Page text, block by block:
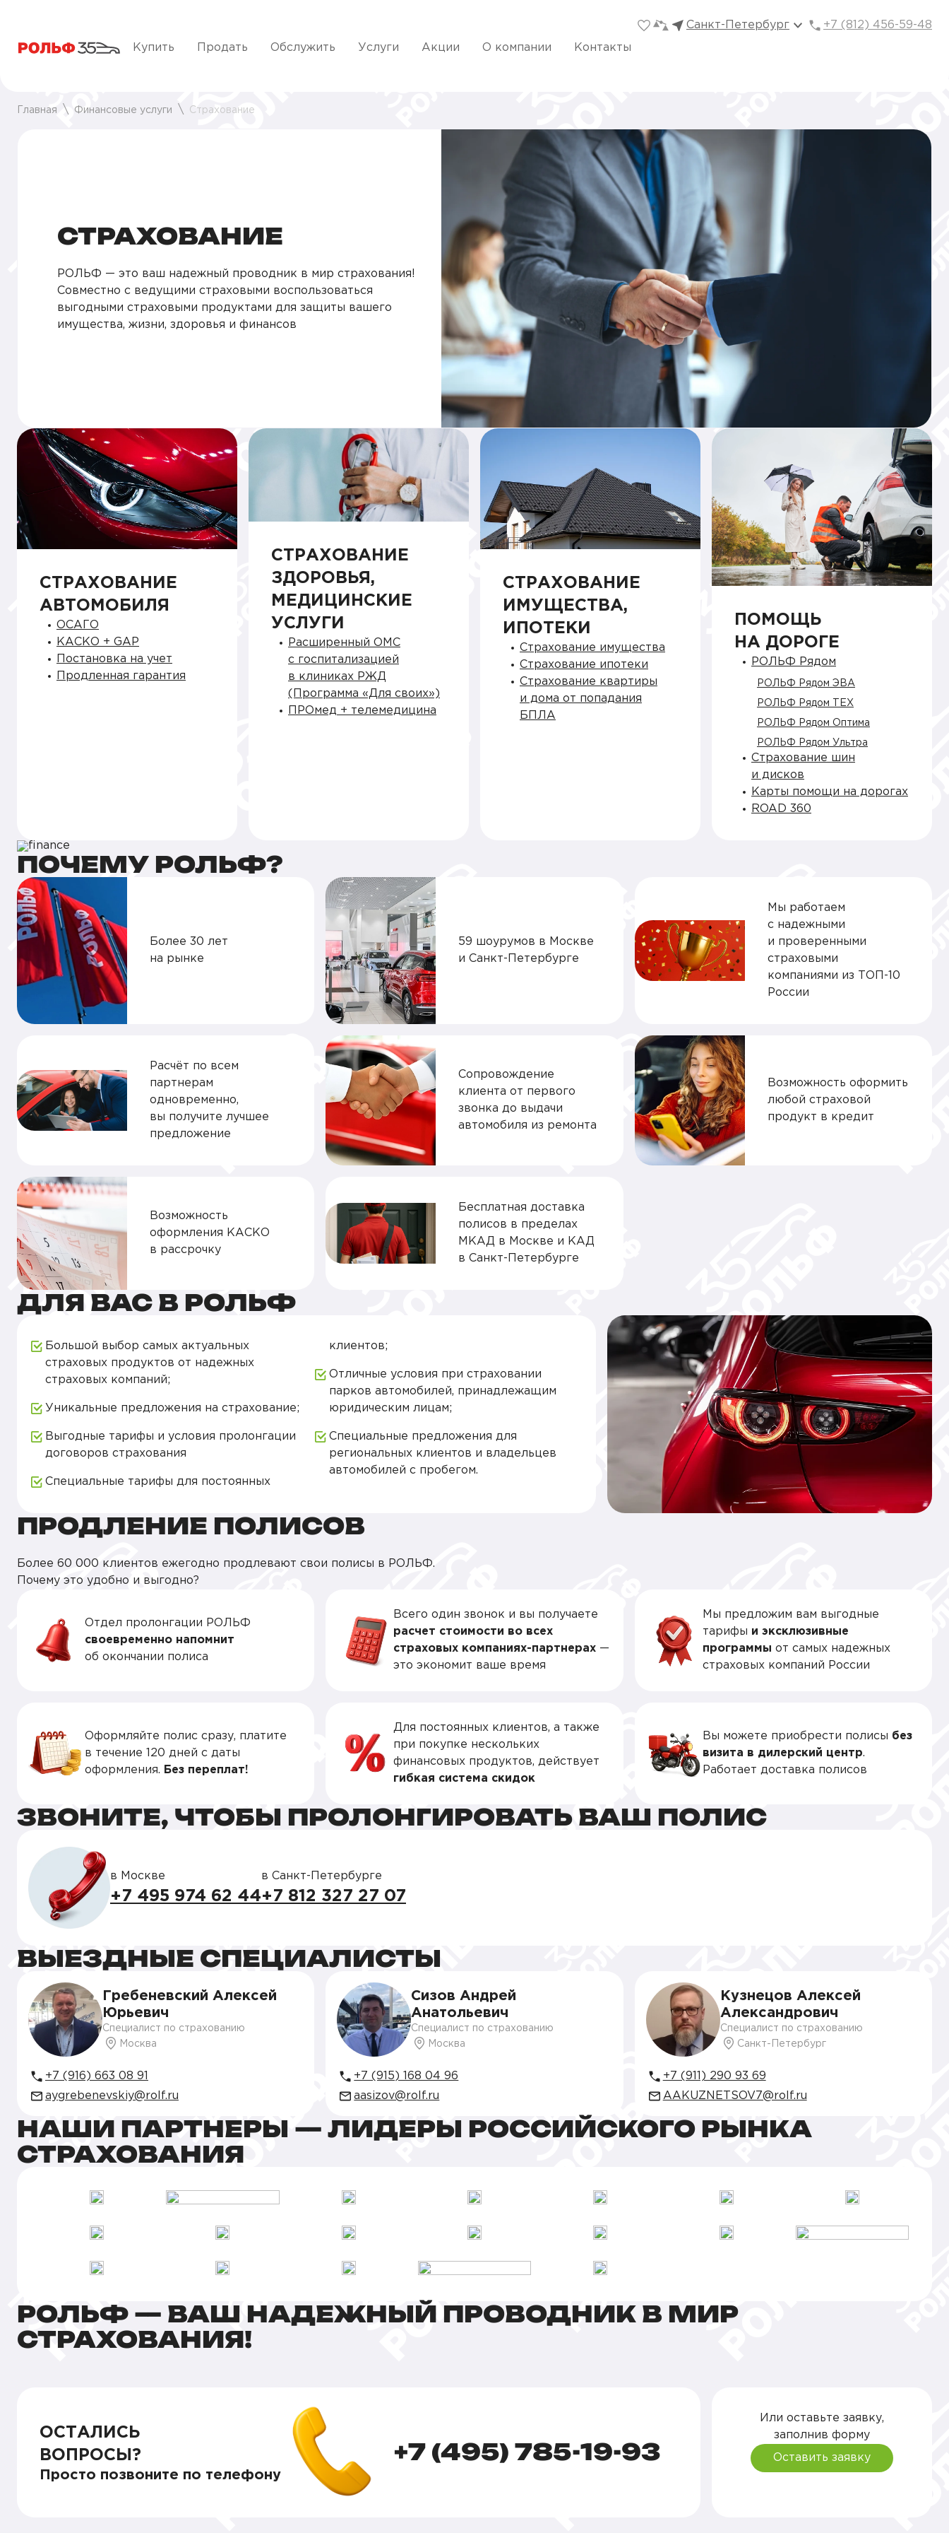
Санкт-Петербург +7 (812) 456-59-48
Купить Продать Обслужить Услуги Акции О компании Контакты
Главная Финансовые услуги Страхование
СТРАХОВАНИЕ
РОЛЬФ — это ваш надежный проводник в мир страхования!
Совместно с ведущими страховыми воспользоваться
выгодными страховыми продуктами для защиты вашего
имущества, жизни, здоровья и финансов
СТРАХОВАНИЕ
АВТОМОБИЛЯ
ОСАГО
КАСКО + GAP
Постановка на учет
Продленная гарантия
СТРАХОВАНИЕ
ЗДОРОВЬЯ,
МЕДИЦИНСКИЕ
УСЛУГИ
Расширенный ОМС
с госпитализацией
в клиниках РЖД
(Программа «Для своих»)
ПРОмед + телемедицина
СТРАХОВАНИЕ
ИМУЩЕСТВА,
ИПОТЕКИ
Страхование имущества
Страхование ипотеки
Страхование квартиры
и дома от попадания
БПЛА
ПОМОЩЬ
НА ДОРОГЕ
РОЛЬФ Рядом
РОЛЬФ Рядом ЭВА
РОЛЬФ Рядом ТЕХ
РОЛЬФ Рядом Оптима
РОЛЬФ Рядом Ультра
Страхование шин
и дисков
Карты помощи на дорогах
ROAD 360
ПОЧЕМУ РОЛЬФ?
Более 30 лет
на рынке
59 шоурумов в Москве
и Санкт-Петербурге
Мы работаем
с надежными
и проверенными
страховыми
компаниями из ТОП-10
России
Расчёт по всем
партнерам
одновременно,
вы получите лучшее
предложение
Сопровождение
клиента от первого
звонка до выдачи
автомобиля из ремонта
Возможность оформить
любой страховой
продукт в кредит
Возможность
оформления КАСКО
в рассрочку
Бесплатная доставка
полисов в пределах
МКАД в Москве и КАД
в Санкт-Петербурге
ДЛЯ ВАС В РОЛЬФ
Большой выбор самых актуальных
страховых продуктов от надежных
страховых компаний;
Уникальные предложения на страхование;
Выгодные тарифы и условия пролонгации
договоров страхования
Специальные тарифы для постоянных
клиентов;
Отличные условия при страховании
парков автомобилей, принадлежащим
юридическим лицам;
Специальные предложения для
региональных клиентов и владельцев
автомобилей с пробегом.
ПРОДЛЕНИЕ ПОЛИСОВ
Более 60 000 клиентов ежегодно продлевают свои полисы в РОЛЬФ.
Почему это удобно и выгодно?
Отдел пролонгации РОЛЬФ
своевременно напомнит
об окончании полиса
Всего один звонок и вы получаете
расчет стоимости во всех
страховых компаниях-партнерах —
это экономит ваше время
Мы предложим вам выгодные
тарифы и эксклюзивные
программы от самых надежных
страховых компаний России
Оформляйте полис сразу, платите
в течение 120 дней с даты
оформления. Без переплат!
Для постоянных клиентов, а также
при покупке нескольких
финансовых продуктов, действует
гибкая система скидок
Вы можете приобрести полисы без
визита в дилерский центр.
Работает доставка полисов
ЗВОНИТЕ, ЧТОБЫ ПРОЛОНГИРОВАТЬ ВАШ ПОЛИС
в Москве
+7 495 974 62 44
в Санкт-Петербурге
+7 812 327 27 07
ВЫЕЗДНЫЕ СПЕЦИАЛИСТЫ
Гребеневский Алексей
Юрьевич
Специалист по страхованию
Москва
+7 (916) 663 08 91
aygrebenevskiy@rolf.ru
Сизов Андрей
Анатольевич
Специалист по страхованию
Москва
+7 (915) 168 04 96
aasizov@rolf.ru
Кузнецов Алексей
Александрович
Специалист по страхованию
Санкт-Петербург
+7 (911) 290 93 69
AAKUZNETSOV7@rolf.ru
НАШИ ПАРТНЕРЫ — ЛИДЕРЫ РОССИЙСКОГО РЫНКА
СТРАХОВАНИЯ
РОЛЬФ — ВАШ НАДЕЖНЫЙ ПРОВОДНИК В МИР
СТРАХОВАНИЯ!
ОСТАЛИСЬ
ВОПРОСЫ?
Просто позвоните по телефону
+7 (495) 785-19-93
Или оставьте заявку,
заполнив форму
Оставить заявку